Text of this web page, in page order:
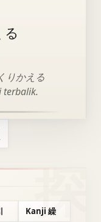
りかえる
terbalik.
Kanji 繰